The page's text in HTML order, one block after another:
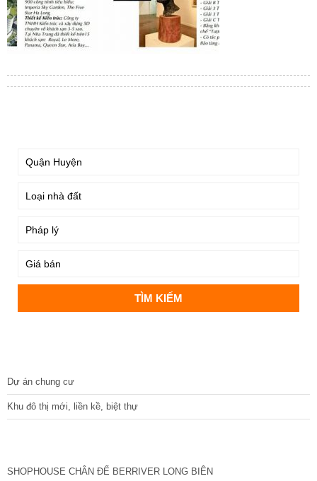
Dự án chung cư
Khu đô thị mới, liền kề, biệt thự
SHOPHOUSE CHÂN ĐẾ BERRIVER LONG BIÊN